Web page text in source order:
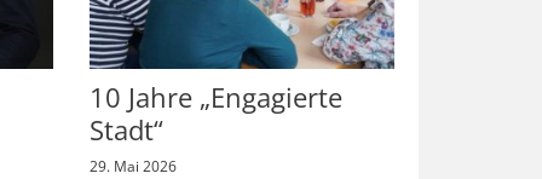
10 Jahre „Engagierte
Stadt“
29. Mai 2026